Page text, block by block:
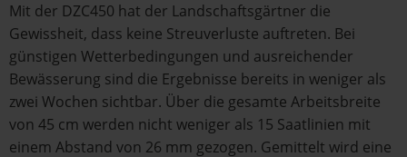
Mit der DZC450 hat der Landschaftsgärtner die
Gewissheit, dass keine Streuverluste auftreten. Bei
günstigen Wetterbedingungen und ausreichender
Bewässerung sind die Ergebnisse bereits in weniger als
zwei Wochen sichtbar. Über die gesamte Arbeitsbreite
von 45 cm werden nicht weniger als 15 Saatlinien mit
einem Abstand von 26 mm gezogen. Gemittelt wird eine